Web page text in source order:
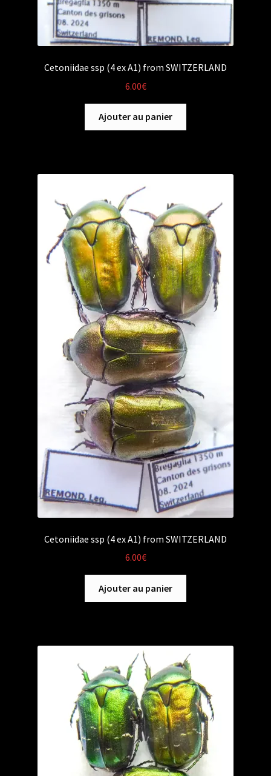
Cetoniidae ssp (4 ex A1) from SWITZERLAND
6.00€
Ajouter au panier
Cetoniidae ssp (4 ex A1) from SWITZERLAND
6.00€
Ajouter au panier